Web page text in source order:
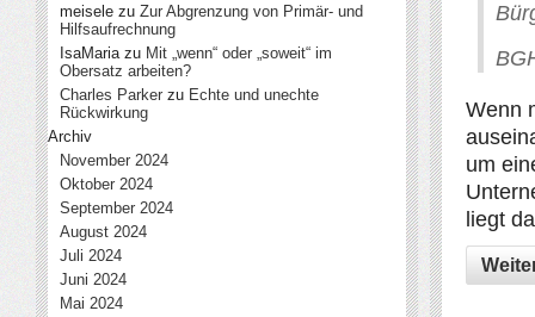
Wenn
um
liegt
meisele zu Zur Abgrenzung von Primär- und
Hilfsaufrechnung
IsaMariazu Mit „wenn“ oder „soweit“ im
Obersatz arbeiten?
Charles Parker zu Echte und unechte
Rückwirkung
Archiv
November 2024
Oktober 2024
September 2024
August 2024
Juli 2024
Juni 2024
Mai 2024